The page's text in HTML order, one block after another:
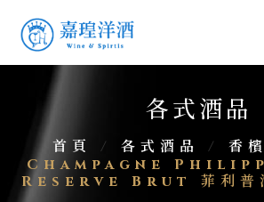
各式酒品
首頁 / 各式酒品 / 香
Champagne
Reserve Brut 菲利普酒